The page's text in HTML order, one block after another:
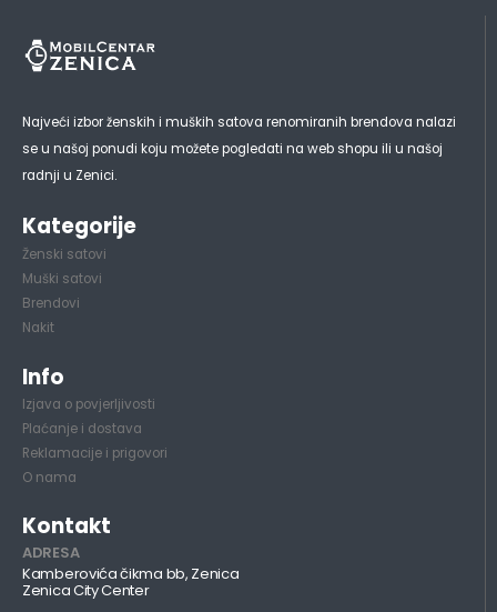
Najveći izbor ženskih i muških satova renomiranih brendova nalazi
se u našoj ponudi koju možete pogledati na web shopu ili u našoj
radnji u Zenici.
Kategorije
Ženski satovi
Muški satovi
Brendovi
Nakit
Info
Izjava o povjerljivosti
Plaćanje i dostava
Reklamacije i prigovori
O nama
Kontakt
ADRESA
Kamberovića čikma bb, Zenica
Zenica City Center